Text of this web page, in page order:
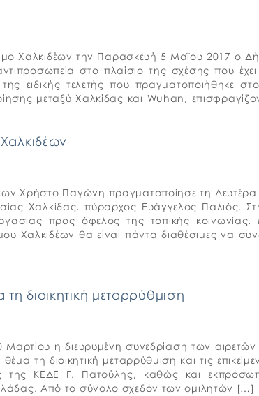
Χαλκιδέων την Παρασκευή 5 Μαΐου 2017 ο
στο πλαίσιο της σχέσης που έχει
ειδικής τελετής που πραγματοποιήθηκε
μεταξύ Χαλκίδας και Wuhan,
Χρήστο Παγώνη πραγματοποίησε τη
Χαλκίδας, πύραρχος Ευάγγελος Παλιός.
προς όφελος της τοπικής
Χαλκιδέων θα είναι πάντα διαθέσιμες να
διοικητική μεταρρύθμιση
η διευρυμένη συνεδρίαση των
τη διοικητική μεταρρύθμιση και τις
της ΚΕΔΕ Γ. Πατούλης, καθώς και
Από το σύνολο σχεδόν των ομιλητών […]